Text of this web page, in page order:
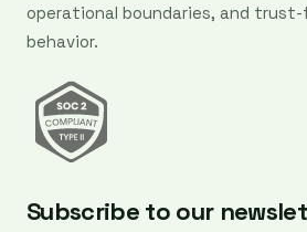
operational boundaries, and
behavior.
Subscribe to our